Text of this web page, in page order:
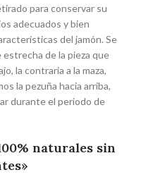
para conservar su
adecuados y bien
del jamón. Se
estrecha de la pieza que
la contraria a la maza,
la pezuña hacia arriba,
durante el periodo de
naturales sin